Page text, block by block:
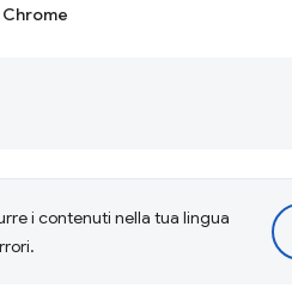
i contenuti nella tua lingua